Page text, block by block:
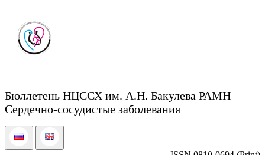
Бюллетень НЦССХ им. А.Н. Бакулева РАМН
Сердечно-сосудистые заболевания